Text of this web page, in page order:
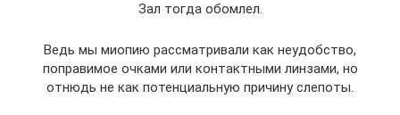
Зал тогда обомлел.
Ведь мы миопию рассматривали как неудобство,
поправимое очками или контактными линзами, но
отнюдь не как потенциальную причину слепоты.